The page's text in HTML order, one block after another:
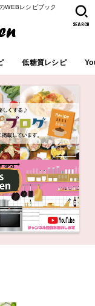
WEBレシピブック
低糖質レシピ
SEARCH